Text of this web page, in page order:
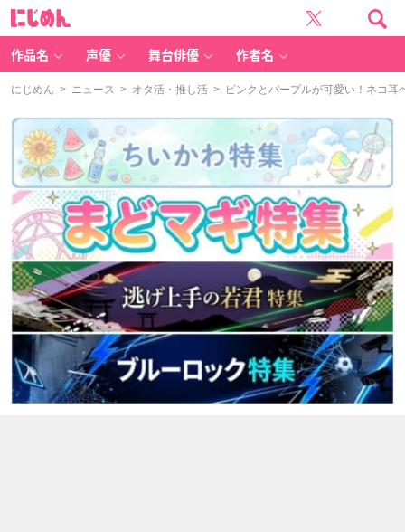
作品名 声優 舞台俳優 作者名
にじめん > ニュース > オタ活・推し活 > ピンクとパープルが可愛い！ネコ耳